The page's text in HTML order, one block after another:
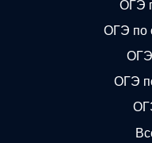
ОГЭ
ОГЭ по
ОГЭ
ОГЭ